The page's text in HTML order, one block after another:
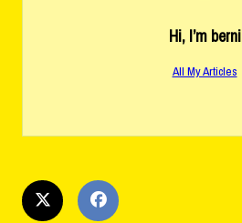
Hi, I’m berni
All My Articles